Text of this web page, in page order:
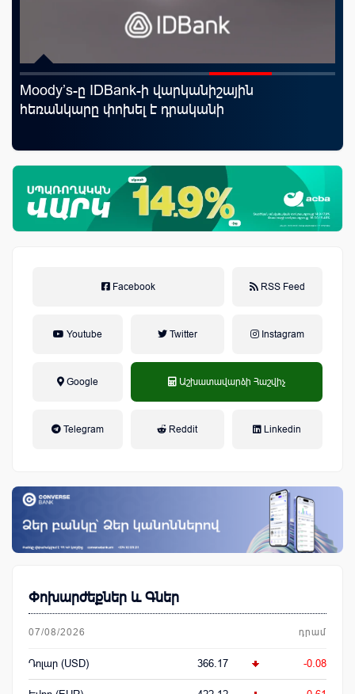
Moody’s-ը IDBank-ի վարկանիշային
հեռանկարը փոխել է դրականի
Facebook RSS Feed
Youtube Twitter Instagram
Google Աշխատավարձի Հաշվիչ
Telegram Reddit Linkedin
Փոխարժեքներ և Գներ
07/08/2026 դրամ
Դոլար (USD) 366.17 -0.08